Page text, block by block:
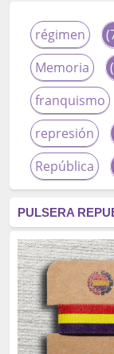
régimen
Memoria
franquismo
represión
República
fascismo
Actualidad
monarquía
PULSERA